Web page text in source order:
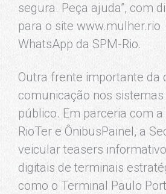
segura. Peça ajuda”, com
para o site www.mulher.rio
WhatsApp da SPM-Rio.
Outra frente importante da
comunicação nos
público. Em parceria com a
RioTer e ÔnibusPainel, a
veicular teasers
digitais de terminais
como o Terminal Paulo